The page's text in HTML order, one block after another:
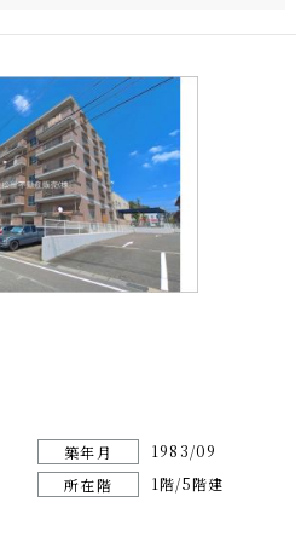
築年月
1983/09
所在階 1階/5階建